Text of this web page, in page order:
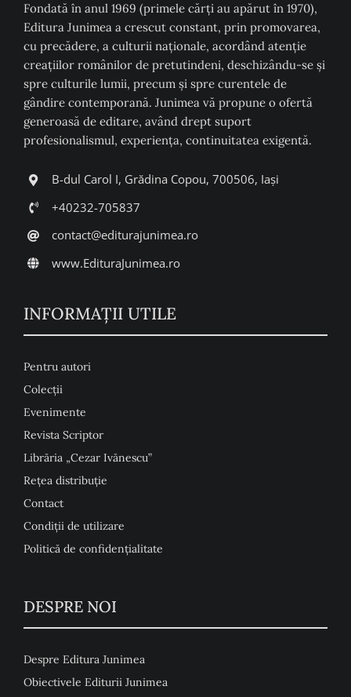
Fondată în anul 1969 (primele cărți au apărut în 1970),
Editura Junimea a crescut constant, prin promovarea,
cu precădere, a culturii naţionale, acordând atenţie
creaţiilor românilor de pretutindeni, deschizându-se şi
spre culturile lumii, precum şi spre curentele de
gândire contemporană. Junimea vă propune o ofertă
generoasă de editare, având drept suport
profesionalismul, experiența, continuitatea exigentă.
B-dul Carol I, Grădina Copou, 700506, Iași
+40232-705837
contact@editurajunimea.ro
www.EdituraJunimea.ro
INFORMAŢII UTILE
Pentru autori
Colecţii
Evenimente
Revista Scriptor
Librăria „Cezar Ivănescu”
Rețea distribuție
Contact
Condiţii de utilizare
Politică de confidențialitate
DESPRE NOI
Despre Editura Junimea
Obiectivele Editurii Junimea